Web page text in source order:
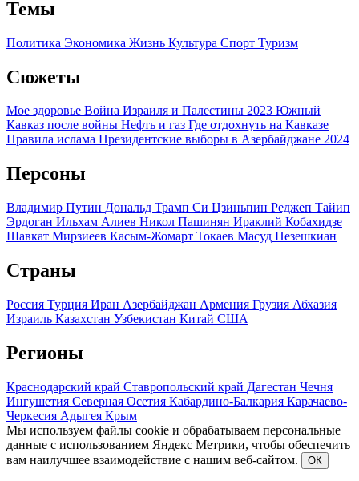
Темы
Политика Экономика Жизнь Культура Спорт Туризм
Сюжеты
Мое здоровье Война Израиля и Палестины 2023 Южный
Кавказ после войны Нефть и газ Где отдохнуть на Кавказе
Правила ислама Президентские выборы в Азербайджане 2024
Персоны
Владимир Путин Дональд Трамп Си Цзиньпин Реджеп Тайип
Эрдоган Ильхам Алиев Никол Пашинян Ираклий Кобахидзе
Шавкат Мирзиеев Касым-Жомарт Токаев Масуд Пезешкиан
Страны
Россия Турция Иран Азербайджан Армения Грузия Абхазия
Израиль Казахстан Узбекистан Китай США
Регионы
Краснодарский край Ставропольский край Дагестан Чечня
Ингушетия Северная Осетия Кабардино-Балкария Карачаево-
Черкесия Адыгея Крым
Мы используем файлы cookie и обрабатываем персональные
данные с использованием Яндекс Метрики, чтобы обеспечить
вам наилучшее взаимодействие с нашим веб-сайтом.
ОК